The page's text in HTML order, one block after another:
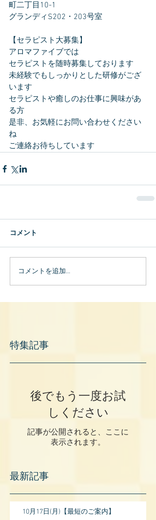
町二丁目10-1
グランディS202・203号室
【セラピスト大募集】
アロマファイブでは
セラピストを随時募集しております
未経験でもしっかりとした研修がござ
います
セラピストや癒しのお仕事に興味があ
る方
是非、お気軽にお問い合わせください
ね
ご連絡お待ちしています
コメント
コメントを追加…
特集記事
後でもう一度お試
しください
記事が公開されると、ここに
表示されます。
最新記事
10月17日(月)【最短のご案内】